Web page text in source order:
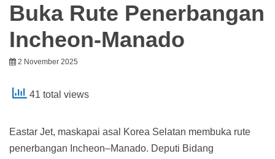
Buka Rute Penerbangan
Incheon-Manado
2 November 2025
41 total views
Eastar Jet, maskapai asal Korea Selatan membuka rute
penerbangan Incheon–Manado. Deputi Bidang